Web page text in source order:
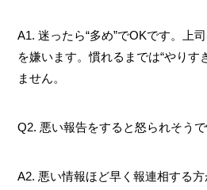
A1. 迷ったら“多め”でOKです。上
を嫌います。慣れるまでは“やりす
ません。
Q2. 悪い報告をすると怒られそうで
A2. 悪い情報ほど早く報連相する